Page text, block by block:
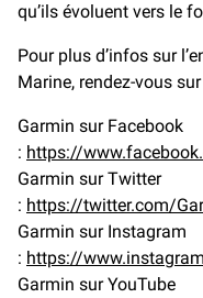
qu’ils évoluent vers le
Pour plus d’infos sur
Marine, rendez-vous sur
Garmin sur Facebook
: https://
Garmin sur Twitter
: https://twitter.com/
Garmin sur Instagram
: https://
Garmin sur YouTube